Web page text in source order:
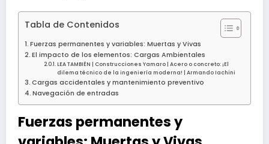
Tabla de Contenidos
Fuerzas permanentes y variables: Muertas y Vivas
El impacto de los elementos: Cargas Ambientales
LEA TAMBIÉN | Construcciones Yamaro | Acero o concreto: ¡El
dilema técnico de la ingeniería moderna! | Armando Iachini
Cargas accidentales y mantenimiento preventivo
Navegación de entradas
Fuerzas permanentes y